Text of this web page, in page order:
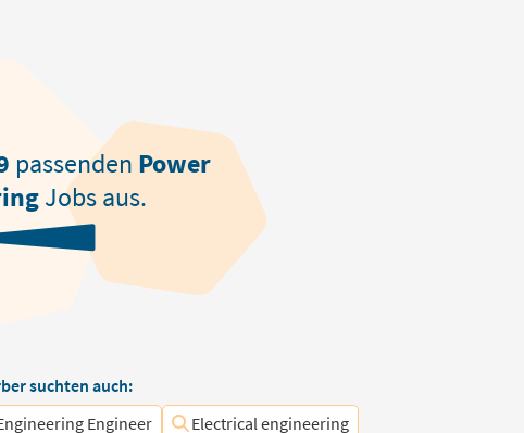
passenden Power
Jobs aus.
suchten auch:
Engineer
Electrical engineering